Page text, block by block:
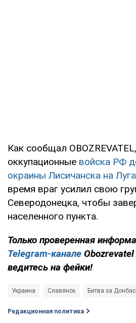
Как сообщал
оккупационные войска РФ
окраины Лисичанска на
время враг усилил свою
Северодонецка, чтобы
населенного пункта.
Только проверенная
Telegram-канале
ведитесь на фейки!
Украина Славянск Битва за
Редакционная политика